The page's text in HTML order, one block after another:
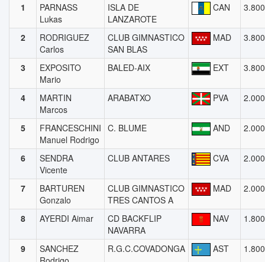
1
PARNASS
Lukas
ISLA DE
LANZAROTE
CAN 3.800
2
RODRIGUEZ
Carlos
CLUB GIMNASTICO
SAN BLAS
MAD 3.800
3
EXPOSITO
Mario
BALED-AIX EXT 3.800
4
MARTIN
Marcos
ARABATXO PVA 2.000
5
FRANCESCHINI
Manuel Rodrigo
C. BLUME AND 2.000
6
SENDRA
Vicente
CLUB ANTARES CVA 2.000
7
BARTUREN
Gonzalo
CLUB GIMNASTICO
TRES CANTOS A
MAD 2.000
8 AYERDI Aimar
CD BACKFLIP
NAVARRA
NAV 1.800
9
SANCHEZ
R.G.C.COVADONGA AST 1.800